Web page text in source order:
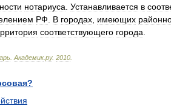
нотариуса Устанавливается в
РФ В городах имеющих
соответствующего города
Академик.ру. 2010